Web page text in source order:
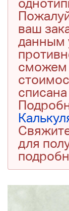
ваш
данным
сможем
для